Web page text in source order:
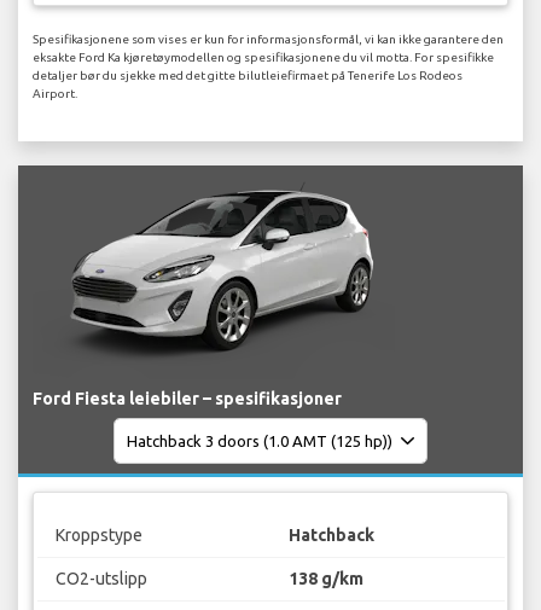
Spesifikasjonene som vises er kun for informasjonsformål, vi kan ikke garantere den
eksakte Ford Ka kjøretøymodellen og spesifikasjonene du vil motta. For spesifikke
detaljer bør du sjekke med det gitte bilutleiefirmaet på Tenerife Los Rodeos
Airport.
Ford Fiesta leiebiler – spesifikasjoner
Kroppstype Hatchback
CO2-utslipp 138 g/km